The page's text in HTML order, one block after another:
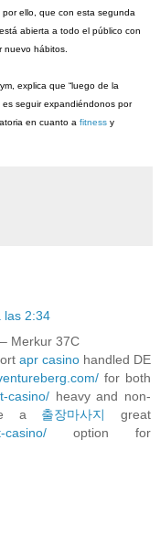
ello, que con esta segunda
abierta a todo el público con
nuevo hábitos.
explica que “luego de la
seguir expandiéndonos por
en cuanto a fitness y
las 2:34
Merkur 37C
apr casinohandled DE
for both
casino/ heavy and non-
a 출장마사지
great
casino/ option for